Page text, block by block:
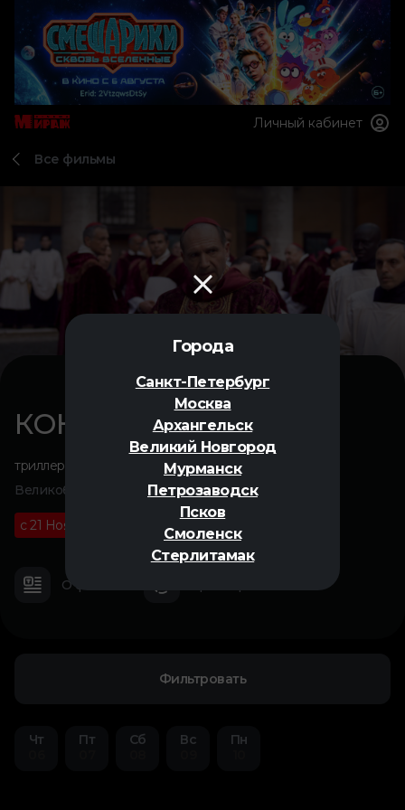
Города
Санкт-Петербург
Москва
Архангельск
Великий Новгород
Мурманск
Петрозаводск
Псков
Смоленск
Стерлитамак
Личный кабинет
Все фильмы
КОНКЛАВ
триллер
Великобритания, США, 2024
с 21 Ноября 02 ч 06 м
О фильме
Фильтровать
Чт
Пт
Сб
Вс
Пн